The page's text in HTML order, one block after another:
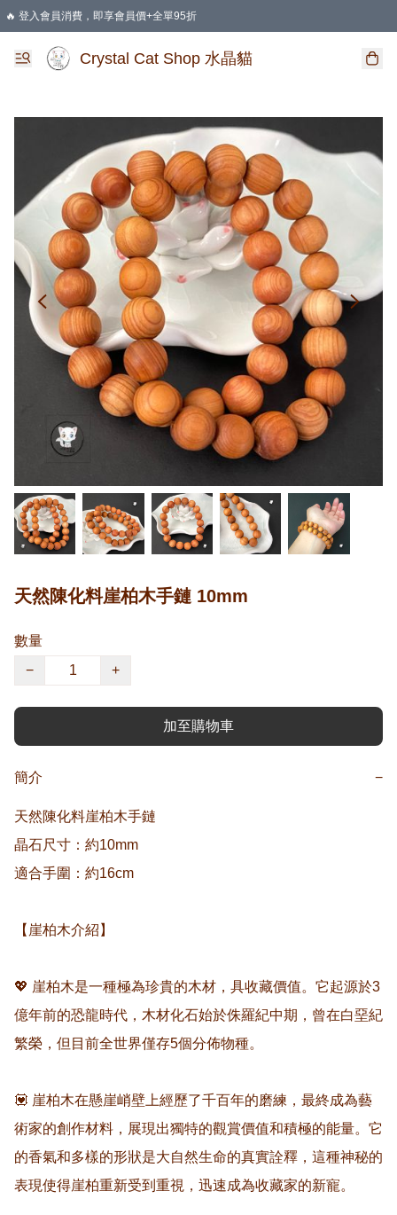
🔥 登入會員消費，即享會員價+全單95折
🛍️ 購物滿HKD 400 即享免運費優惠
Crystal Cat Shop 水晶貓
天然陳化料崖柏木手鏈 10mm
數量
−
+
加至購物車
簡介 −
天然陳化料崖柏木手鏈
晶石尺寸：約10mm
適合手圍：約16cm
【崖柏木介紹】
💖 崖柏木是一種極為珍貴的木材，具收藏價值。它起源於3
億年前的恐龍時代，木材化石始於侏羅紀中期，曾在白堊紀
繁榮，但目前全世界僅存5個分佈物種。
💟 崖柏木在懸崖峭壁上經歷了千百年的磨練，最終成為藝
術家的創作材料，展現出獨特的觀賞價值和積極的能量。它
的香氣和多樣的形狀是大自然生命的真實詮釋，這種神秘的
表現使得崖柏重新受到重視，迅速成為收藏家的新寵。